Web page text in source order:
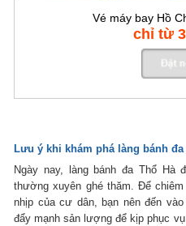
Vé máy bay Hồ
chỉ từ
Lưu ý khi khám phá làng bánh đa
Ngày nay, làng bánh đa Thổ Hà
thường xuyên ghé thăm. Để
nhịp của cư dân, bạn nên đến
đẩy mạnh sản lượng để kịp phục